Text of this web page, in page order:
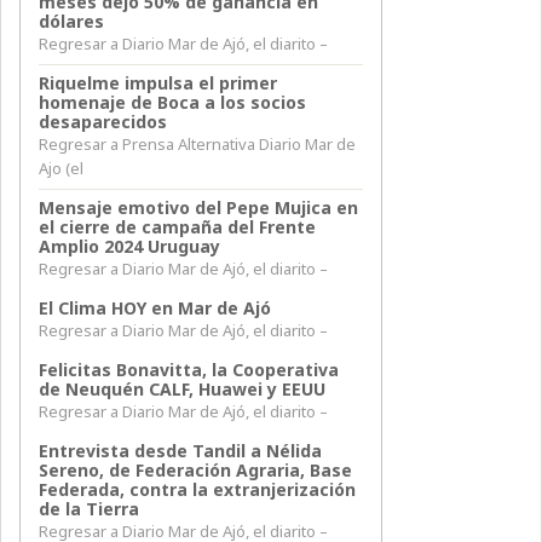
dólares
Regresar a Diario Mar de Ajó, el diarito –
Riquelme impulsa el primer
homenaje de Boca a los socios
desaparecidos
Regresar a Prensa Alternativa Diario Mar de
Ajo (el
Mensaje emotivo del Pepe Mujica en
el cierre de campaña del Frente
Amplio 2024 Uruguay
Regresar a Diario Mar de Ajó, el diarito –
El Clima HOY en Mar de Ajó
Regresar a Diario Mar de Ajó, el diarito –
Felicitas Bonavitta, la Cooperativa
de Neuquén CALF, Huawei y EEUU
Regresar a Diario Mar de Ajó, el diarito –
Entrevista desde Tandil a Nélida
Sereno, de Federación Agraria, Base
Federada, contra la extranjerización
de la Tierra
Regresar a Diario Mar de Ajó, el diarito –